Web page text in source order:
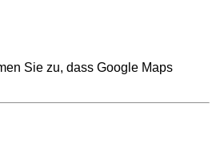
Sie zu, dass Google Maps